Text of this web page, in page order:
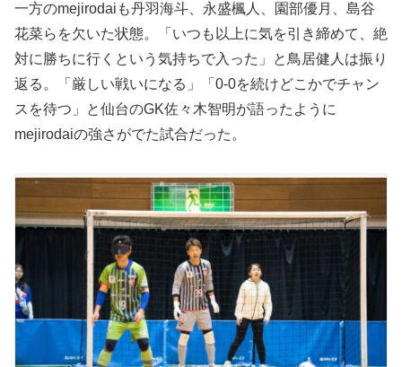
一方のmejirodaiも丹羽海斗、永盛楓人、園部優月、島谷
花菜らを欠いた状態。「いつも以上に気を引き締めて、絶
対に勝ちに行くという気持ちで入った」と鳥居健人は振り
返る。「厳しい戦いになる」「0-0を続けどこかでチャン
スを待つ」と仙台のGK佐々木智明が語ったように
mejirodaiの強さがでた試合だった。